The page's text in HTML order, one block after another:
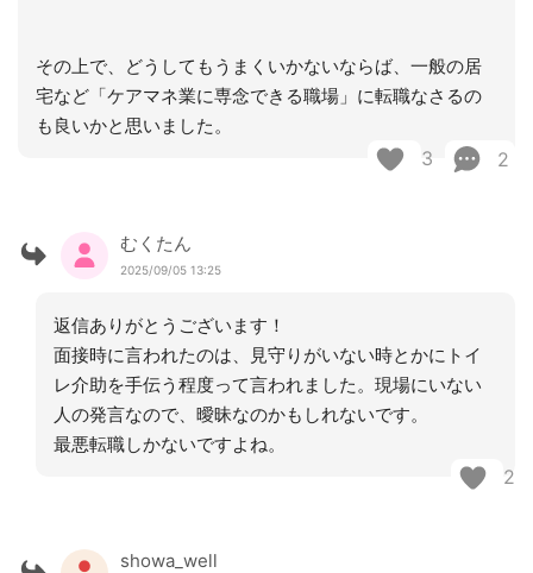
その上で、どうしてもうまくいかないならば、一般の居
宅など「ケアマネ業に専念できる職場」に転職なさるの
も良いかと思いました。
3 2
むくたん
2025/09/05 13:25
返信ありがとうございます！
面接時に言われたのは、見守りがいない時とかにトイ
レ介助を手伝う程度って言われました。現場にいない
人の発言なので、曖昧なのかもしれないです。
最悪転職しかないですよね。
2
showa_well